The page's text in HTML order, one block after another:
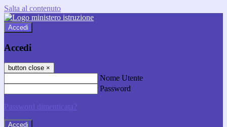
Salta al contenuto
Accedi
Accedi
button close ×
Nome Utente
Password
Password dimenticata?